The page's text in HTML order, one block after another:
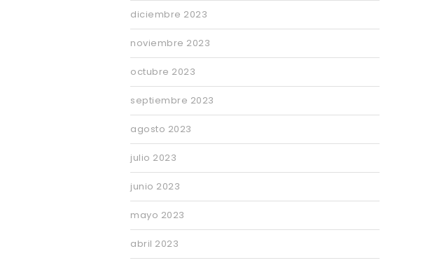
diciembre 2023
noviembre 2023
octubre 2023
septiembre 2023
agosto 2023
julio 2023
junio 2023
mayo 2023
abril 2023